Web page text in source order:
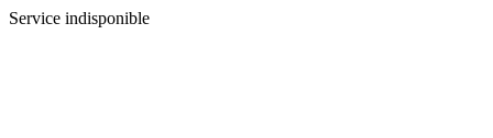
Service indisponible